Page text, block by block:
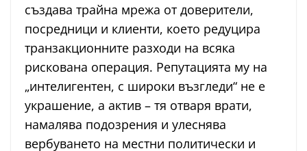
създава трайна мрежа от доверители,
посредници и клиенти, което редуцира
транзакционните разходи на всяка
рискована операция. Репутацията му на
„интелигентен, с широки възгледи“ не е
украшение, а актив – тя отваря врати,
намалява подозрения и улеснява
вербуването на местни политически и